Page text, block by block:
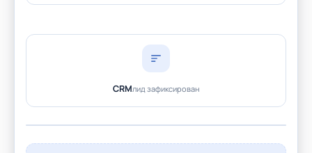
CRMлид зафиксирован